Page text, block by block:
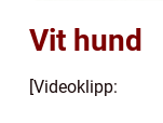
Vit hund
[Videoklipp: